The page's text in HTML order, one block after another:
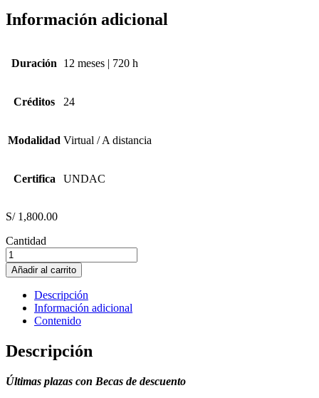
Información adicional
Duración 12 meses | 720 h
Créditos 24
Modalidad Virtual / A distancia
Certifica UNDAC
S/1,800.00
Cantidad
PSICOLOGÍA
CLÍNICA
Y
SALUD
cantidad
Añadir al carrito
Descripción
Información adicional
Contenido
Descripción
Últimas plazas con Becas de descuento